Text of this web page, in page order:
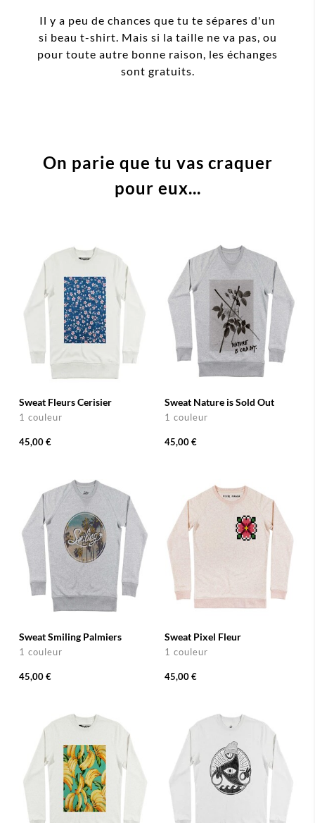
Il y a peu de chances que tu te sépares d'un
si beau t-shirt. Mais si la taille ne va pas, ou
pour toute autre bonne raison, les échanges
sont gratuits.
On parie que tu vas craquer
pour eux...
Sweat Fleurs Cerisier
1 couleur
45,00 €
Sweat Nature is Sold Out
1 couleur
45,00 €
Sweat Smiling Palmiers
1 couleur
45,00 €
Sweat Pixel Fleur
1 couleur
45,00 €